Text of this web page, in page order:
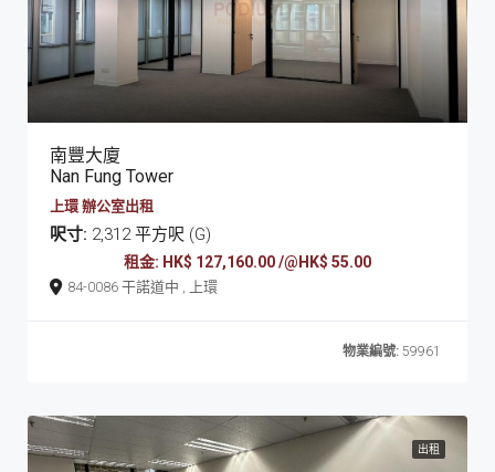
南豐大廈
Nan Fung Tower
上環 辦公室出租
呎寸: 2,312 平方呎 (G)
租金: HK$ 127,160.00 /@HK$ 55.00
84-0086 干諾道中 , 上環
物業編號: 59961
出租